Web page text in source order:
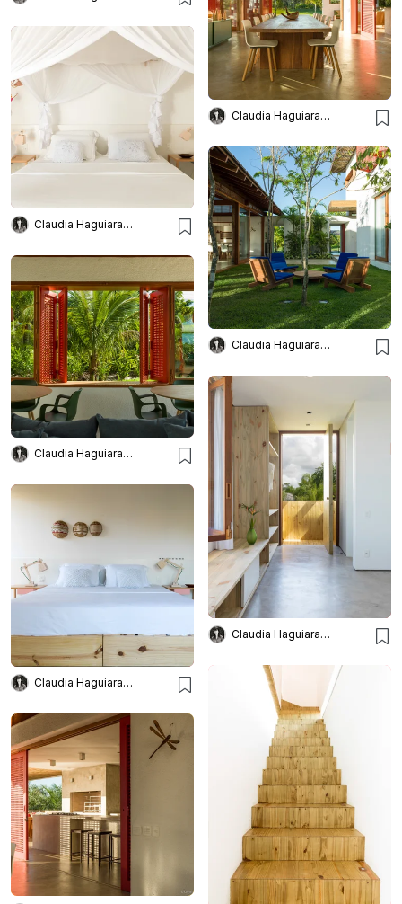
Claudia Haguiara Arquitetura
Claudia Haguiara Arquitetura
Claudia Haguiara Arquitetura
Claudia Haguiara Arquitetura
Claudia Haguiara Arquitetura
Claudia Haguiara Arquitetura